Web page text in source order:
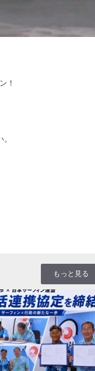
！
もっと見る